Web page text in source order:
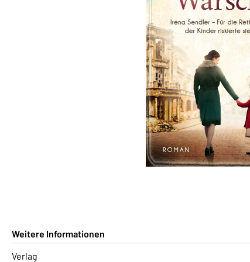
Weitere Informationen
Verlag